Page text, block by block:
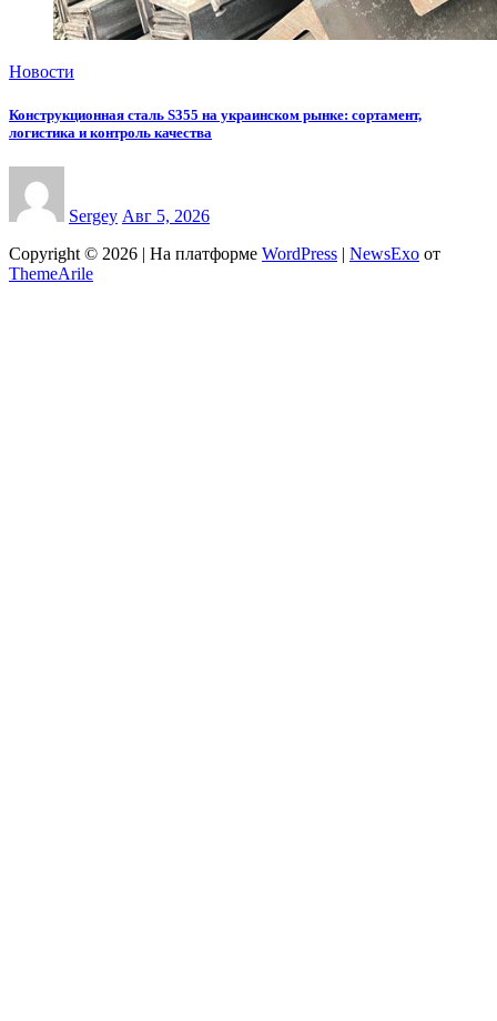
Новости
Конструкционная сталь S355 на украинском рынке: сортамент,
логистика и контроль качества
Sergey Авг 5, 2026
Copyright © 2026 | На платформе WordPress NewsExo от
ThemeArile